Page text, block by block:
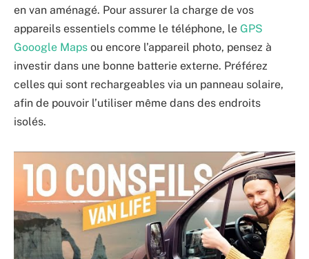
en van aménagé. Pour assurer la charge de vos
appareils essentiels comme le téléphone, le GPS
Gooogle Maps ou encore l’appareil photo, pensez à
investir dans une bonne batterie externe. Préférez
celles qui sont rechargeables via un panneau solaire,
afin de pouvoir l’utiliser même dans des endroits
isolés.